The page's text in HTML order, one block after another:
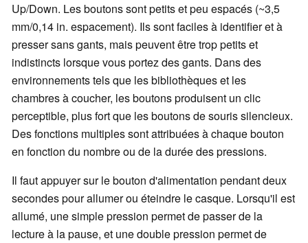
Up/Down. Les boutons sont petits et peu espacés (~3,5
mm/0,14 in. espacement). Ils sont faciles à identifier et à
presser sans gants, mais peuvent être trop petits et
indistincts lorsque vous portez des gants. Dans des
environnements tels que les bibliothèques et les
chambres à coucher, les boutons produisent un clic
perceptible, plus fort que les boutons de souris silencieux.
Des fonctions multiples sont attribuées à chaque bouton
en fonction du nombre ou de la durée des pressions.
Il faut appuyer sur le bouton d'alimentation pendant deux
secondes pour allumer ou éteindre le casque. Lorsqu'il est
allumé, une simple pression permet de passer de la
lecture à la pause, et une double pression permet de